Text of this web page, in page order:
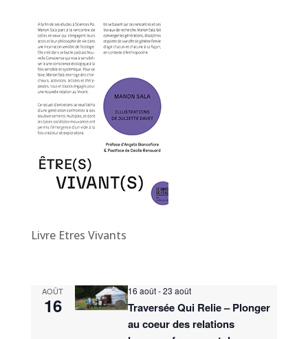
Livre Etres Vivants
AOÛT
16
16 août-23 août
Traversée Qui Relie – Plonger
au coeur des relations